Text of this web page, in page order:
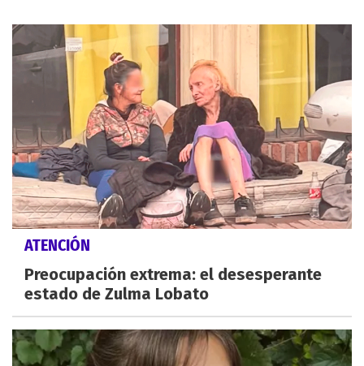
ATENCIÓN
Preocupación extrema: el desesperante
estado de Zulma Lobato